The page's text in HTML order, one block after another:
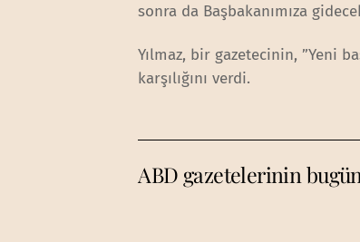
sonra da Başbakanımıza
Yılmaz, bir gazetecinin, ”Yeni
karşılığını verdi.
ABD gazetelerinin